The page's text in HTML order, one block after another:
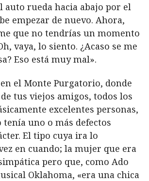
auto rueda hacia abajo por el
empezar de nuevo. Ahora,
que no tendrías un momento
vaya, lo siento. ¿Acaso se me
Eso está muy mal».
el Monte Purgatorio, donde
tus viejos amigos, todos los
excelentes personas,
tenía uno o más defectos
El tipo cuya ira lo
en cuando; la mujer que era
pero que, como Ado
Oklahoma, «era una chica